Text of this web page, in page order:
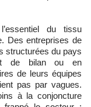
du tissu
Des entreprises de
structurées du pays
de bilan ou en
de leurs équipes
pas par vagues.
à la conjoncture